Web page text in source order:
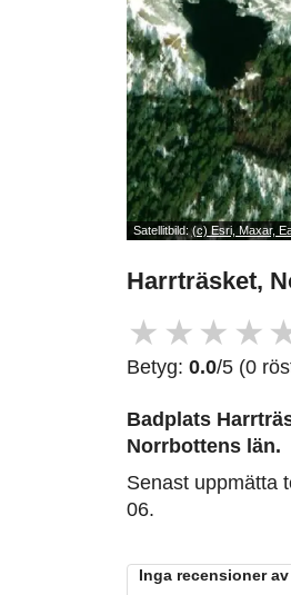
Satellitbild:(c) Esri, Maxar,
Harrträsket,
★ ★ ★ ★
Betyg: 0.0/5 (0
Badplats
Norrbottens län.
Senast uppmätta
06.
Inga recensioner